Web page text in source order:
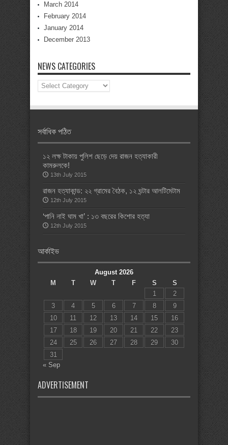
March 2014
February 2014
January 2014
December 2013
NEWS CATEGORIES
News
Categories
সর্বাধিক পঠিত
১২ লক্ষ টাকায় পুলিশ ছেড়ে দেয় রাজন হত্যাকারী
কামরুলকে!
13th July 2015
রাজন হত্যাকান্ড: ২২ গ্রামের বৈঠক, ১২ ঘন্টার আলটিমেটাম
12th July 2015
‘পানি নাই ঘাম খা’ : ১৩ বছরের কিশোর হত্যা
12th July 2015
আর্কাইভ
August 2026
M
T W T F S
S
1
2
3
4 5 6 7 8
9
10
11 12 13 14 15
16
17
18 19 20 21 22
23
24
25 26 27 28 29
30
31
« Sep
ADVERTISEMENT